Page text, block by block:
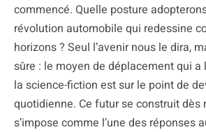
commencé. Quelle posture
révolution automobile qui redessine
horizons ? Seul l’avenir nous le dira,
sûre : le moyen de déplacement qui
la science-fiction est sur le point de
quotidienne. Ce futur se construit dès
s’impose comme l’une des réponses